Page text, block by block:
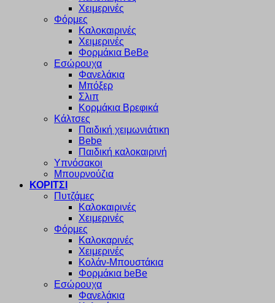
Χειμερινές
Φόρμες
Καλοκαιρινές
Χειμερινές
Φορμάκια BeBe
Εσώρουχα
Φανελάκια
Μπόξερ
Σλιπ
Κορμάκια Βρεφικά
Κάλτσες
Παιδική χειμωνιάτικη
Bebe
Παιδική καλοκαιρινή
Υπνόσακοι
Μπουρνούζια
ΚΟΡΙΤΣΙ
Πυτζάμες
Καλοκαιρινές
Χειμερινές
Φόρμες
Καλοκαρινές
Χειμερινές
Κολάν-Μπουστάκια
Φορμάκια beBe
Εσώρουχα
Φανελάκια